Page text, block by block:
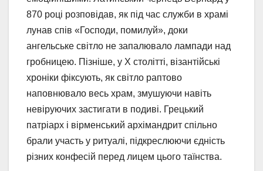
870 році розповідав, як під час служби в храмі
лунав спів «Господи, помилуй», доки
ангельське світло не запалювало лампади над
гробницею. Пізніше, у X столітті, візантійські
хроніки фіксують, як світло раптово
наповнювало весь храм, змушуючи навіть
невіруючих застигати в подиві. Грецький
патріарх і вірменський архімандрит спільно
брали участь у ритуалі, підкреслюючи єдність
різних конфесій перед лицем цього таїнства.